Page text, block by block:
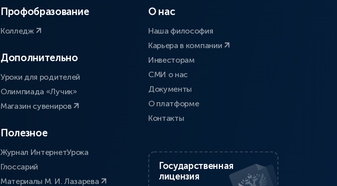
Профобразование
Колледж
Дополнительно
Уроки для родителей
Олимпиада «Лучик»
Магазин сувениров
Полезное
Журнал ИнтернетУрока
Глоссарий
Материалы М. И. Лазарева
О нас
Наша философия
Карьера в компании
Инвесторам
СМИ о нас
Документы
О платформе
Контакты
Государственная
лицензия